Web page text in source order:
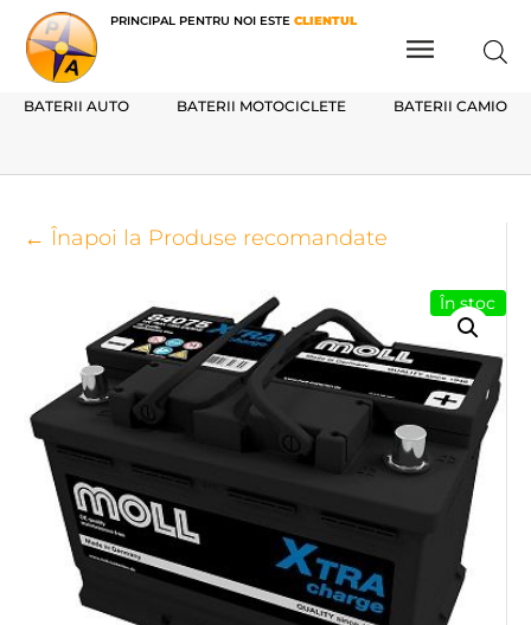
PRINCIPAL PENTRU NOI ESTE CLIENTUL
BATERII AUTO BATERII MOTOCICLETE BATERII
← Înapoi la Produse recomandate
În stoc